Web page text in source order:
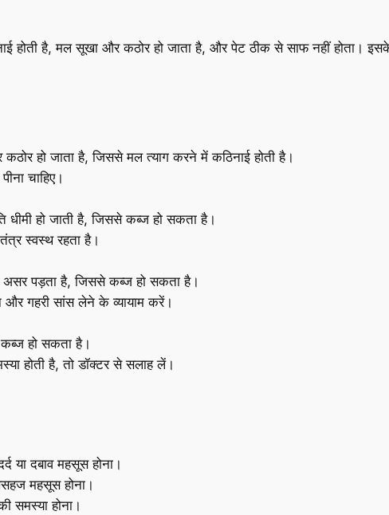
होती है, मल सूखा और कठोर हो जाता है, और पेट ठीक से साफ नहीं होता।
हो जाता है, जिससे मल त्याग करने में कठिनाई होती है।
चाहिए।
हो जाती है, जिससे कब्ज हो सकता है।
स्वस्थ रहता है।
असर पड़ता है, जिससे कब्ज हो सकता है।
गहरी सांस लेने के व्यायाम करें।
हो सकता है।
होती है, तो डॉक्टर से सलाह लें।
या दबाव महसूस होना।
महसूस होना।
समस्या होना।